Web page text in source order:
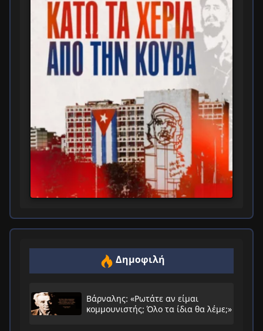
Δημοφιλή
Βάρναλης: «Ρωτάτε αν είμαι
κομμουνιστής; Όλο τα ίδια θα λέμε;»